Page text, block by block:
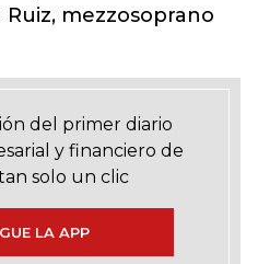
mezzosoprano
del primer diario
y financiero de
solo un clic
LA APP